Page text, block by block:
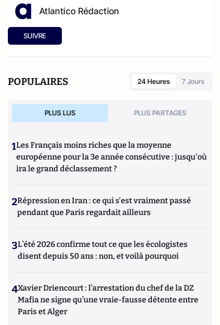
Atlantico Rédaction
SUIVRE
POPULAIRES 24 Heures 7 Jours
PLUS LUS PLUS PARTAGES
1Les Français moins riches que la moyenne
européenne pour la 3e année consécutive : jusqu'où
ira le grand déclassement ?
2Répression en Iran : ce qui s'est vraiment passé
pendant que Paris regardait ailleurs
3L’été 2026 confirme tout ce que les écologistes
disent depuis 50 ans : non, et voilà pourquoi
4Xavier Driencourt : l’arrestation du chef de la DZ
Mafia ne signe qu’une vraie-fausse détente entre
Paris et Alger